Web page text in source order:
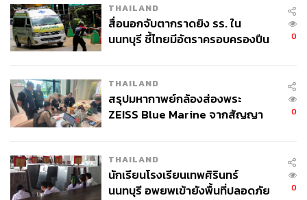
THAILAND
สื่อนอกจับตากราดยิง รร. ใน
นนทบุรี ชี้ไทยมีอัตราครอบครองปืน
0
THAILAND
สรุปมหากาพย์กล้องส่องพระ
ZEISS Blue Marine จากสัญญา
จ่ายหนี้-แอบระบุแบรนด์
0
THAILAND
นักเรียนโรงเรียนเทพศิรินทร์
นนทบุรี อพยพเข้ายังพื้นที่ปลอดภัย
0